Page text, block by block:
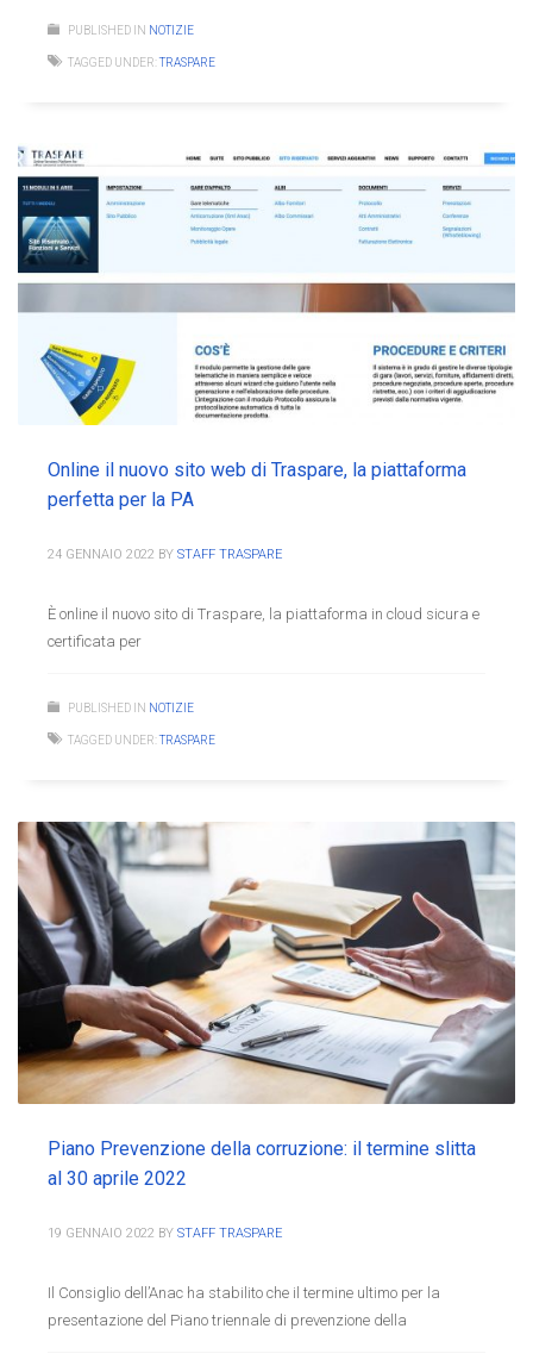
PUBLISHED IN NOTIZIE
TAGGED UNDER:TRASPARE
Online il nuovo sito web di Traspare, la piattaforma
perfetta per la PA
24 GENNAIO 2022 BY STAFF TRASPARE
È online il nuovo sito di Traspare, la piattaforma in cloud sicura e
certificata per
PUBLISHED IN NOTIZIE
TAGGED UNDER:TRASPARE
Piano Prevenzione della corruzione: il termine slitta
al 30 aprile 2022
19 GENNAIO 2022 BY STAFF TRASPARE
Il Consiglio dell’Anac ha stabilito che il termine ultimo per la
presentazione del Piano triennale di prevenzione della